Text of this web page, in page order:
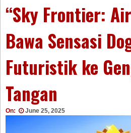
“Sky Frontier:
Bawa Sensasi
Futuristik ke
Tangan
On: June 25, 2025